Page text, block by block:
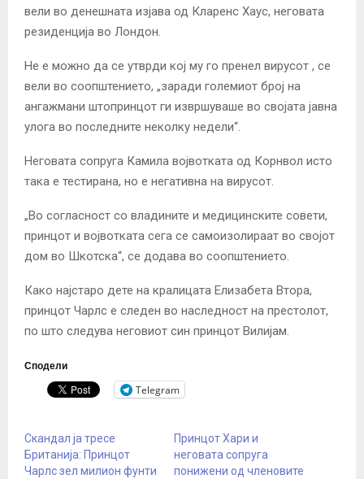
вели во денешната изјава од Кларенс Хаус, неговата
резиденција во Лондон.
Не е можно да се утврди кој му го пренел вирусот , се
вели во соопштението, „заради големиот број на
ангажмани штопринцот ги извршуваше во својата јавна
улога во последните неколку недели“.
Неговата сопруга Камила војвотката од Корнвол исто
така е тестирана, но е негативна на вирусот.
„Во согласност со владините и медицинските совети,
принцот и војвотката сега се самоизолираат во својот
дом во Шкотска“, се додава во соопштението.
Како најстаро дете на кралицата Елизабета Втора,
принцот Чарлс е следен во наследност на престолот,
по што следува неговиот син принцот Вилијам.
Сподели
Telegram
Скандал ја тресе
Британија: Принцот
Чарлс зел милион фунти
Принцот Хари и
неговата сопруга
понижени од членовите